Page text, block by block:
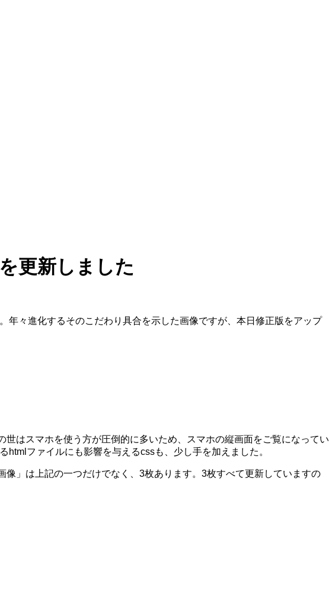
更新しました
年々進化するそのこだわり具合を示した画像ですが、本日修正版をアップ
はスマホを使う方が圧倒的に多いため、スマホの縦画面をご覧になってい
ファイルにも影響を与えるcssも、少し手を加えました。
」は上記の一つだけでなく、3枚あります。3枚すべて更新していますの